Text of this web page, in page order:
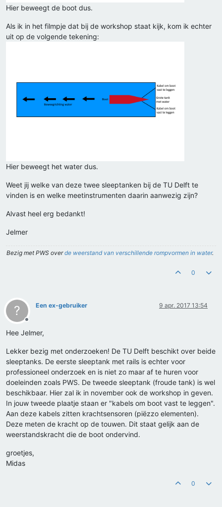
Hier beweegt de boot dus.
Als ik in het filmpje dat bij de workshop staat kijk, kom ik echter
uit op de volgende tekening:
Hier beweegt het water dus.
Weet jij welke van deze twee sleeptanken bij de TU Delft te
vinden is en welke meetinstrumenten daarin aanwezig zijn?
Alvast heel erg bedankt!
Jelmer
Bezig met PWS overde weerstand van verschillende rompvormen in water.
0
?
Offline
Een ex-gebruiker 9 apr. 2017 13:54
Hee Jelmer,
Lekker bezig met onderzoeken! De TU Delft beschikt over beide
sleeptanks. De eerste sleeptank met rails is echter voor
professioneel onderzoek en is niet zo maar af te huren voor
doeleinden zoals PWS. De tweede sleeptank (froude tank) is wel
beschikbaar. Hier zal ik in november ook de workshop in geven.
In jouw tweede plaatje staan er "kabels om boot vast te leggen".
Aan deze kabels zitten krachtsensoren (piëzzo elementen).
Deze meten de kracht op de touwen. Dit staat gelijk aan de
weerstandskracht die de boot ondervind.
groetjes,
Midas
0